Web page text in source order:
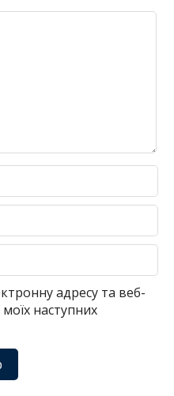
адресу та веб-
наступних